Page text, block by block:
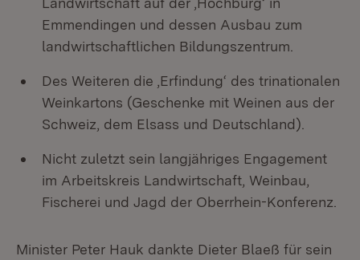
Emmendingen und dessen Ausbau zum
landwirtschaftlichen Bildungszentrum.
Des Weiteren die ‚Erfindung‘ des trinationalen
Weinkartons (Geschenke mit Weinen aus der
Schweiz, dem Elsass und Deutschland).
Nicht zuletzt sein langjähriges Engagement
im Arbeitskreis Landwirtschaft, Weinbau,
Fischerei und Jagd der Oberrhein-Konferenz.
Minister Peter Hauk dankte Dieter Blaeß für sein